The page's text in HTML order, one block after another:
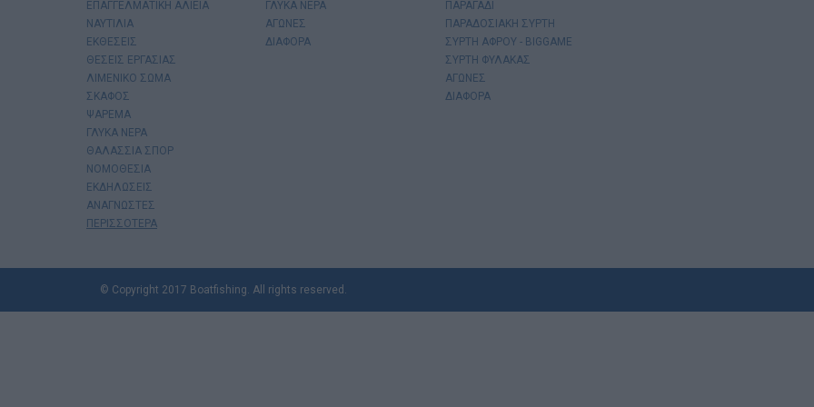
ΕΠΑΓΓΕΛΜΑΤΙΚΗ ΑΛΙΕΙΑ
ΝΑΥΤΙΛΙΑ
ΕΚΘΕΣΕΙΣ
ΘΕΣΕΙΣ ΕΡΓΑΣΙΑΣ
ΛΙΜΕΝΙΚΟ ΣΩΜΑ
ΣΚΑΦΟΣ
ΨΑΡΕΜΑ
ΓΛΥΚΑ ΝΕΡΑ
ΘΑΛΑΣΣΙΑ ΣΠΟΡ
ΝΟΜΟΘΕΣΙΑ
ΕΚΔΗΛΩΣΕΙΣ
ΑΝΑΓΝΩΣΤΕΣ
ΠΕΡΙΣΣΟΤΕΡΑ
ΓΛΥΚΑ ΝΕΡΑ
ΑΓΩΝΕΣ
ΔΙΑΦΟΡΑ
ΠΑΡΑΓΑΔΙ
ΠΑΡΑΔΟΣΙΑΚΗ ΣΥΡΤΗ
ΣΥΡΤΗ ΑΦΡΟΥ - BIGGAME
ΣΥΡΤΗ ΦΥΛΑΚΑΣ
ΑΓΩΝΕΣ
ΔΙΑΦΟΡΑ
© Copyright 2017 Boatfishing. All rights reserved.